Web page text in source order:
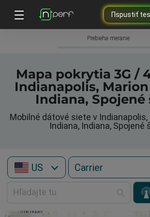
Пspustiť
Prebieha meranie
Mapa pokrytia 3G /
Indianapolis,
Indiana, Spojené
Mobilné dátové siete v Indianapolis,
Indiana, Indiana, Spojené
US